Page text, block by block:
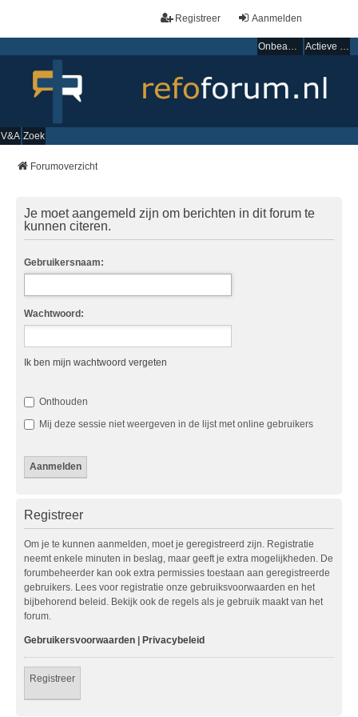
Aanmelden
Registreer
Onbeantwoorde onderwerpen Actieve onderwerpen
V&A Zoek
Forumoverzicht
Je moet aangemeld zijn om berichten in dit forum te
kunnen citeren.
Gebruikersnaam:
Wachtwoord:
Ik ben mijn wachtwoord vergeten
Onthouden
Mij deze sessie niet weergeven in de lijst met online gebruikers
Registreer
Om je te kunnen aanmelden, moet je geregistreerd zijn. Registratie
neemt enkele minuten in beslag, maar geeft je extra mogelijkheden. De
forumbeheerder kan ook extra permissies toestaan aan geregistreerde
gebruikers. Lees voor registratie onze gebruiksvoorwaarden en het
bijbehorend beleid. Bekijk ook de regels als je gebruik maakt van het
forum.
Gebruikersvoorwaarden | Privacybeleid
Registreer